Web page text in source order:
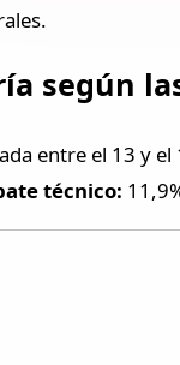
según
entre el 13 y
técnico: